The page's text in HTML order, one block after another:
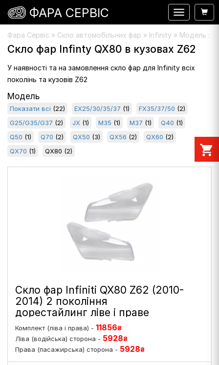
Фара Сервіс » Скло автомобільних фар » Infinity » Модель :
Скло фар Infinty QX80 в кузовах Z62
У наявності та на замовлення скло фар для Infinity всіх
поколінь та кузовів Z62
Модель
Показати всі (22) EX25/30/35/37 (1) FX35/37/50 (2)
G25/G35/G37 (2) JX (1) M35 (1) M37 (1) Q40 (1)
Q50 (1) Q70 (2) QX50 (3) QX56 (2) QX60 (2)
QX70 (1) QX80 (2)
Скло фар Infiniti QX80 Z62 (2010-
2014) 2 покоління
дорестайлинг ліве і праве
Комплект (ліва і права) - 11856₴
Ліва (водійська) сторона - 5928₴
Права (пасажирська) сторона - 5928₴
Навигация
ФАРА СЕРВІС
shopping_cart